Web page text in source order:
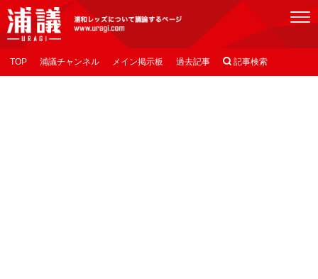
[浦議]浦和レッズについて議論するページ
TOP 浦議チャンネル メイン掲示板 過去記事  記事検索